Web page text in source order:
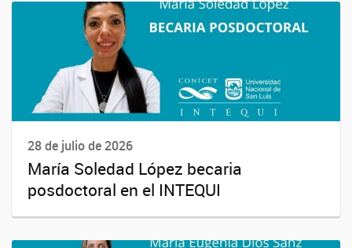
28 de julio de 2026
María Soledad López becaria
posdoctoral en el INTEQUI